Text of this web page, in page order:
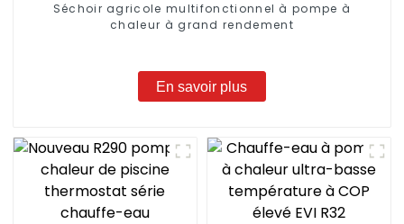
Séchoir agricole multifonctionnel à pompe à
chaleur à grand rendement
En savoir plus